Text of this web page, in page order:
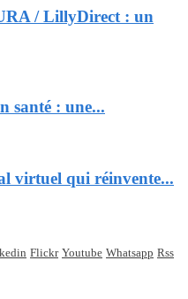
/ LillyDirect : un
santé : une...
virtuel qui réinvente...
Flickr Youtube Whatsapp Rss